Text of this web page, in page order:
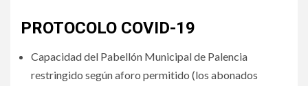
PROTOCOLO COVID-19
Capacidad del Pabellón Municipal de Palencia
restringido según aforo permitido (los abonados